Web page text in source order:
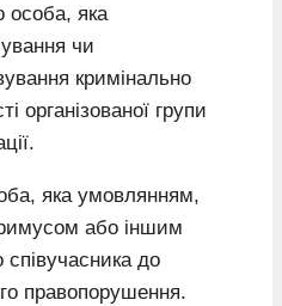
особа, яка
чи
кримінально
організованої групи
яка умовлянням,
або іншим
до
правопорушення.